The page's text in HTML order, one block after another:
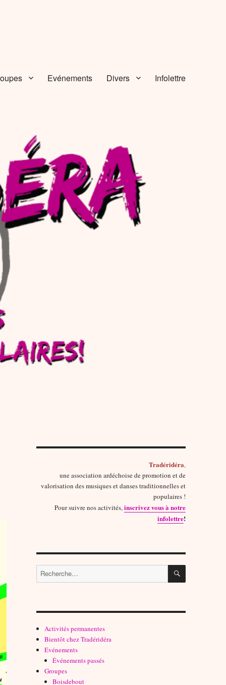
Evénements Divers Infolettre
Tradéridéra,
une association ardéchoise de promotion et de
valorisation des musiques et danses traditionnelles et
populaires !
Pour suivre nos activités, inscrivez vous à notre
infolettre!
Recherche
Activités permanentes
Bientôt chez Tradéridéra
Evénements
Événements passés
Groupes
Boisdebout